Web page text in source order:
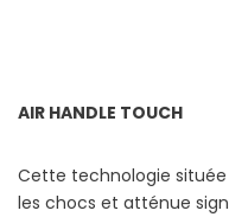
AIR HANDLE TOUCH
Cette technologie
les chocs et atténue